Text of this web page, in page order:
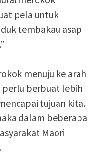
pela untuk
tembakau asap
menuju ke arah
perlu berbuat lebih
tujuan kita.
dalam beberapa
Maori